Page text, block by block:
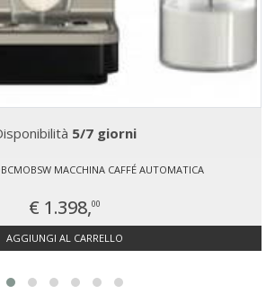
5/7 giorni
MACCHINA CAFFÉ AUTOMATICA
€ 1.398,00
AGGIUNGI AL CARRELLO